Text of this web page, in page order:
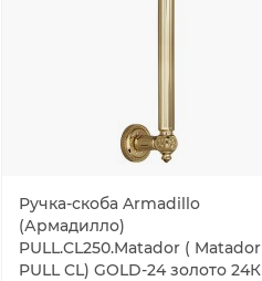
Ручка-скоба Armadillo
(Армадилло)
PULL.CL250.Matador ( Matador
PULL CL) GOLD-24 золото 24К